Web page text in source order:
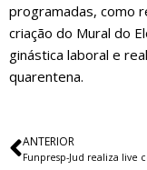
programadas, como
criação do Mural do
ginástica laboral e
quarentena.
ANTERIOR